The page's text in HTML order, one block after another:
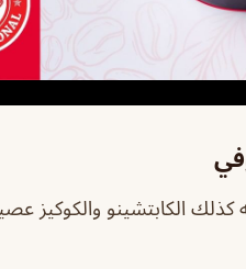
كذلك الكابتشينو والكوكيز